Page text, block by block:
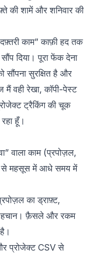
की शामें और शनिवार की
काम” काफ़ी हद तक
दिया। पूरा फेंक देना
सुरक्षित है और
वही रेखा, कॉपी-पेस्ट
ट्रैकिंग की चूक
हूँ।
वाला काम (प्रपोज़ल,
से महसूस में आधे समय में
का ड्राफ़्ट,
फ़ैसले और रकम
प्रोजेक्ट CSV से